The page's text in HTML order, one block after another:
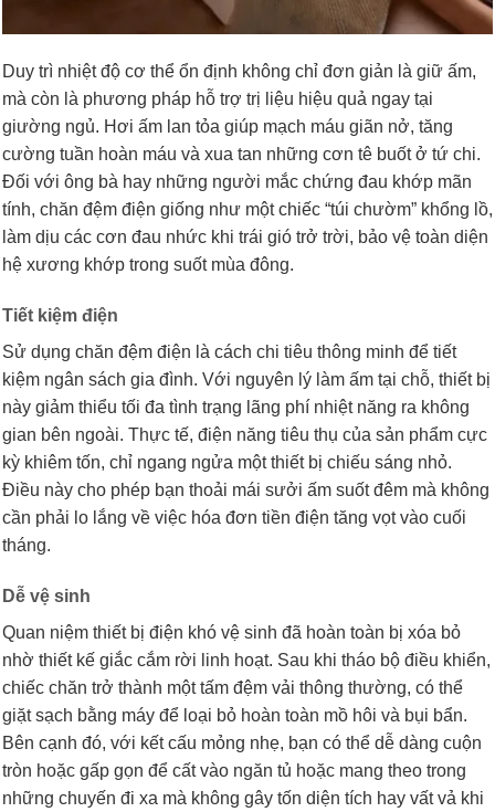
Duy trì nhiệt độ cơ thể ổn định không chỉ đơn giản là giữ ấm,
mà còn là phương pháp hỗ trợ trị liệu hiệu quả ngay tại
giường ngủ. Hơi ấm lan tỏa giúp mạch máu giãn nở, tăng
cường tuần hoàn máu và xua tan những cơn tê buốt ở tứ chi.
Đối với ông bà hay những người mắc chứng đau khớp mãn
tính, chăn đệm điện giống như một chiếc “túi chườm” khổng lồ,
làm dịu các cơn đau nhức khi trái gió trở trời, bảo vệ toàn diện
hệ xương khớp trong suốt mùa đông.
Tiết kiệm điện
Sử dụng chăn đệm điện là cách chi tiêu thông minh để tiết
kiệm ngân sách gia đình. Với nguyên lý làm ấm tại chỗ, thiết bị
này giảm thiểu tối đa tình trạng lãng phí nhiệt năng ra không
gian bên ngoài. Thực tế, điện năng tiêu thụ của sản phẩm cực
kỳ khiêm tốn, chỉ ngang ngửa một thiết bị chiếu sáng nhỏ.
Điều này cho phép bạn thoải mái sưởi ấm suốt đêm mà không
cần phải lo lắng về việc hóa đơn tiền điện tăng vọt vào cuối
tháng.
Dễ vệ sinh
Quan niệm thiết bị điện khó vệ sinh đã hoàn toàn bị xóa bỏ
nhờ thiết kế giắc cắm rời linh hoạt. Sau khi tháo bộ điều khiển,
chiếc chăn trở thành một tấm đệm vải thông thường, có thể
giặt sạch bằng máy để loại bỏ hoàn toàn mồ hôi và bụi bẩn.
Bên cạnh đó, với kết cấu mỏng nhẹ, bạn có thể dễ dàng cuộn
tròn hoặc gấp gọn để cất vào ngăn tủ hoặc mang theo trong
những chuyến đi xa mà không gây tốn diện tích hay vất vả khi